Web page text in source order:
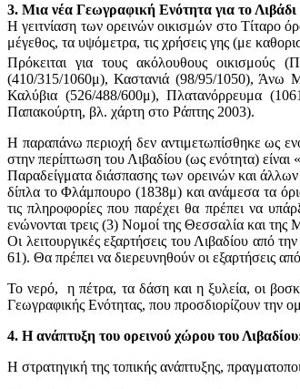
3. Μια νέα Γεωγραφική Ενότητα για το Λιβάδι
Η γειτνίαση των ορεινών οικισμών στο Τίταρο
μέγεθος, τα υψόμετρα, τις χρήσεις γης (με
Πρόκειται για τους ακόλουθους
(410/315/1060μ), Καστανιά (98/95/1050), Άνω
Καλύβια (526/488/600μ), Πλατανόρρευμα
Παπακούρτη, βλ. χάρτη στο Ράπτης 2003).
Η παραπάνω περιοχή δεν αντιμετωπίσθηκε ως
στην περίπτωση του Λιβαδίου (ως ενότητα) είναι
Παραδείγματα διάσπασης των ορεινών και
δίπλα το Φλάμπουρο (1838μ) και ανάμεσα τα
τις πληροφορίες που παρέχει θα πρέπει να
ενώνονται τρεις (3) Νομοί της Θεσσαλία και της
Οι λειτουργικές εξαρτήσεις του Λιβαδίου από
61). Θα πρέπει να διερευνηθούν οι εξαρτήσεις
Το νερό, η πέτρα, τα δάση και η ξυλεία, οι
Γεωγραφικής Ενότητας, που προσδιορίζουν την
4. Η ανάπτυξη του ορεινού χώρου του
Η στρατηγική της τοπικής ανάπτυξης,